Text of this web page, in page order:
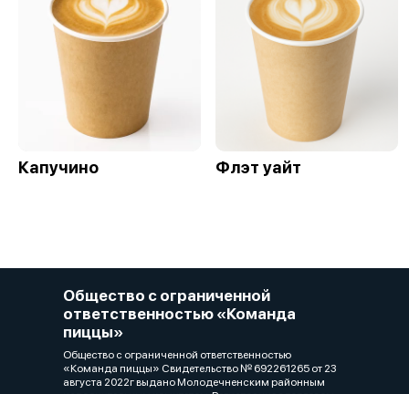
Капучино Флэт уайт
Общество с ограниченной
ответственностью «Команда
пиццы»
Общество с ограниченной ответственностью
«Команда пиццы» Свидетельство № 692261265 от 23
августа 2022г выдано Молодечненским районным